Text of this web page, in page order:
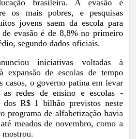
brasileira. A evasão é
os mais pobres, e pesquisas
jovens saem da escola para
evasão é de 8,8% no primeiro
segundo dados oficiais.
iniciativas voltadas à
expansão de escolas de tempo
casos, o governo patina em levar
redes de ensino e escolas -
dos R$ 1 bilhão previstos neste
programa de alfabetização havia
meados de novembro, como a
mostrou.